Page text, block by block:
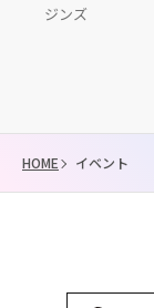
ジンズ
HOME イベント